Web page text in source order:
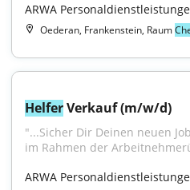
ARWA
Oederan, Frankenstein, Raum
Helfer Verkauf (m/w/d)
"...Sicher Dir Deinen neuen
im Rahmen der
ARWA